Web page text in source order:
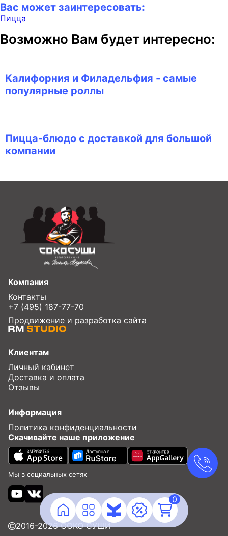
0
Вас может заинтересовать:
Пицца
Возможно Вам будет интересно:
Калифорния и Филадельфия - самые
популярные роллы
Пицца-блюдо с доставкой для большой
компании
Компания
Контакты
+7 (495) 187-77-70
Продвижение и разработка сайта
Клиентам
Личный кабинет
Доставка и оплата
Отзывы
Информация
Политика конфиденциальности
Скачивайте наше приложение
Мы в социальных сетях
2016-2026 COKO СУШИ